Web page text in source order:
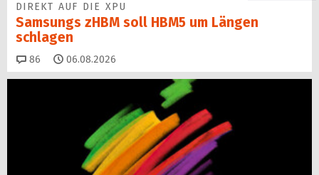
DIREKT AUF DIE XPU
Samsungs zHBM soll HBM5 um Längen
schlagen
86 Kommentare
06.08.2026